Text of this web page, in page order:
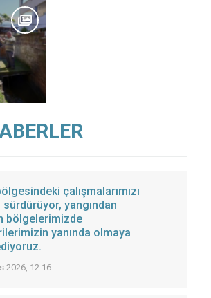
çalışmalarımızı
sürdürüyor, yangından
bölgelerimizde
yanında olmaya
2026, 12:16